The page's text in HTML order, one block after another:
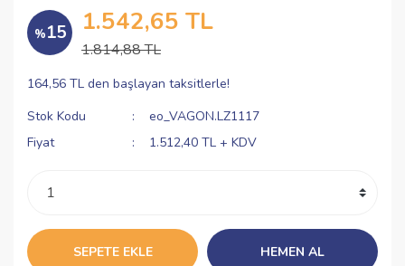
%15 1.542,65 TL
1.814,88 TL
164,56 TL den başlayan taksitlerle!
Stok Kodu
eo_VAGON.LZ1117
Fiyat
1.512,40 TL + KDV
SEPETE EKLE HEMEN AL